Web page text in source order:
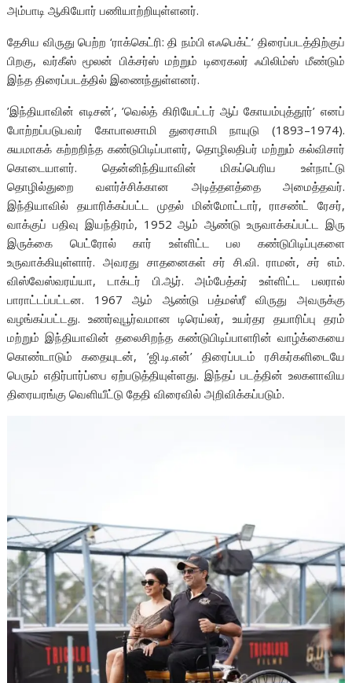
அம்பாடி ஆகியோர் பணியாற்றியுள்ளனர்.
தேசிய விருது பெற்ற ‘ராக்கெட்ரி: தி நம்பி எஃபெக்ட்’ திரைப்படத்திற்குப்
பிறகு, வர்கீஸ் மூலன் பிக்சர்ஸ் மற்றும் டிரைகலர் ஃபிலிம்ஸ் மீண்டும்
இந்த திரைப்படத்தில் இணைந்துள்ளனர்.
’இந்தியாவின் எடிசன்’, ’வெல்த் கிரியேட்டர் ஆப் கோயம்புத்தூர்’ எனப்
போற்றப்படுபவர் கோபாலசாமி துரைசாமி நாயுடு (1893–1974).
சுயமாகக் கற்றறிந்த கண்டுபிடிப்பாளர், தொழிலதிபர் மற்றும் கல்விசார்
கொடையாளர். தென்னிந்தியாவின் மிகப்பெரிய உள்நாட்டு
தொழில்துறை வளர்ச்சிக்கான அடித்தளத்தை அமைத்தவர்.
இந்தியாவில் தயாரிக்கப்பட்ட முதல் மின்மோட்டார், ராசண்ட் ரேசர்,
வாக்குப் பதிவு இயந்திரம், 1952 ஆம் ஆண்டு உருவாக்கப்பட்ட இரு
இருக்கை பெட்ரோல் கார் உள்ளிட்ட பல கண்டுபிடிப்புகளை
உருவாக்கியுள்ளார். அவரது சாதனைகள் சர் சி.வி. ராமன், சர் எம்.
விஸ்வேஸ்வரய்யா, டாக்டர் பி.ஆர். அம்பேத்கர் உள்ளிட்ட பலரால்
பாராட்டப்பட்டன. 1967 ஆம் ஆண்டு பத்மஸ்ரீ விருது அவருக்கு
வழங்கப்பட்டது. உணர்வுபூர்வமான டிரெய்லர், உயர்தர தயாரிப்பு தரம்
மற்றும் இந்தியாவின் தலைசிறந்த கண்டுபிடிப்பாளரின் வாழ்க்கையை
கொண்டாடும் கதையுடன், ’ஜி.டி.என்’ திரைப்படம் ரசிகர்களிடையே
பெரும் எதிர்பார்ப்பை ஏற்படுத்தியுள்ளது. இந்தப் படத்தின் உலகளாவிய
திரையரங்கு வெளியீட்டு தேதி விரைவில் அறிவிக்கப்படும்.